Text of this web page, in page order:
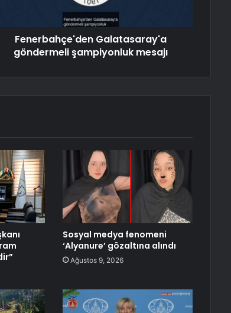
Fenerbahçe'den Galatasaray'a
göndermeli şampiyonluk mesajı
Sosyal medya fenomeni
‘Alyanure’ gözaltına alındı
Ağustos 9, 2026